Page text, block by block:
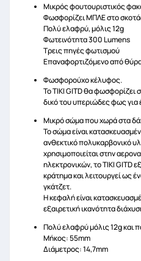
Μικρός φουτουριστικός
Φωσφορίζει ΜΠΛΕ στο
Πολύ ελαφρύ, μόλις 12g
Φωτεινότητα 300 Lumens
Τρεις πηγές φωτισμού
Επαναφορτιζόμενο από
Φωσφορούχο κέλυφος.
Το TIKI GITD θα φωσφορίζει
δικό του υπεριώδες φως για
Μικρό σώμα που χωρά στα
Το σώμα είναι
ανθεκτικό πολυκαρβονικό
χρησιμοποιείται στην
ηλεκτρονικών, το TIKI GITD
κράτημα και λειτουργεί ως
γκάτζετ.
Η κεφαλή είναι
εξαιρετική ικανότητα
Πολύ ελαφρύ μόλις 12g και
Μήκος: 55mm
Διάμετρος: 14,7mm